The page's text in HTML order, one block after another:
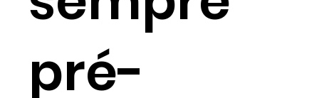
pré-